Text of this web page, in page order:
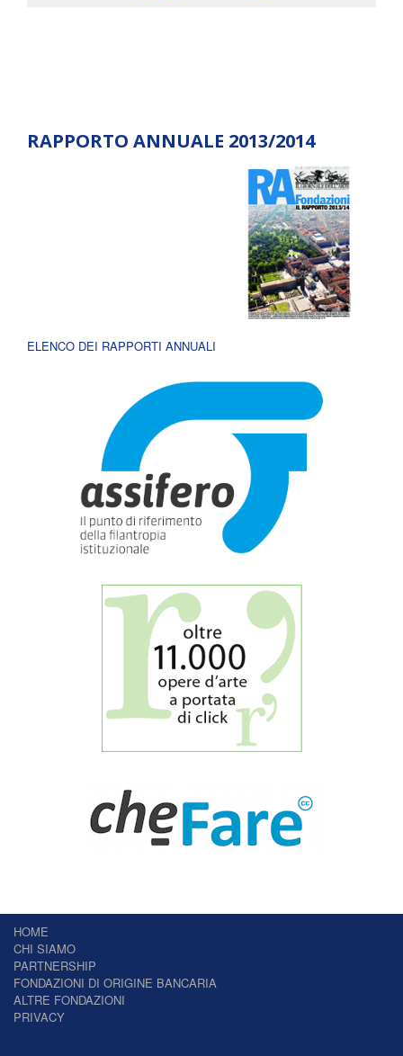
RAPPORTO ANNUALE 2013/2014
ELENCO DEI RAPPORTI ANNUALI
HOME
CHI SIAMO
PARTNERSHIP
FONDAZIONI DI ORIGINE BANCARIA
ALTRE FONDAZIONI
PRIVACY